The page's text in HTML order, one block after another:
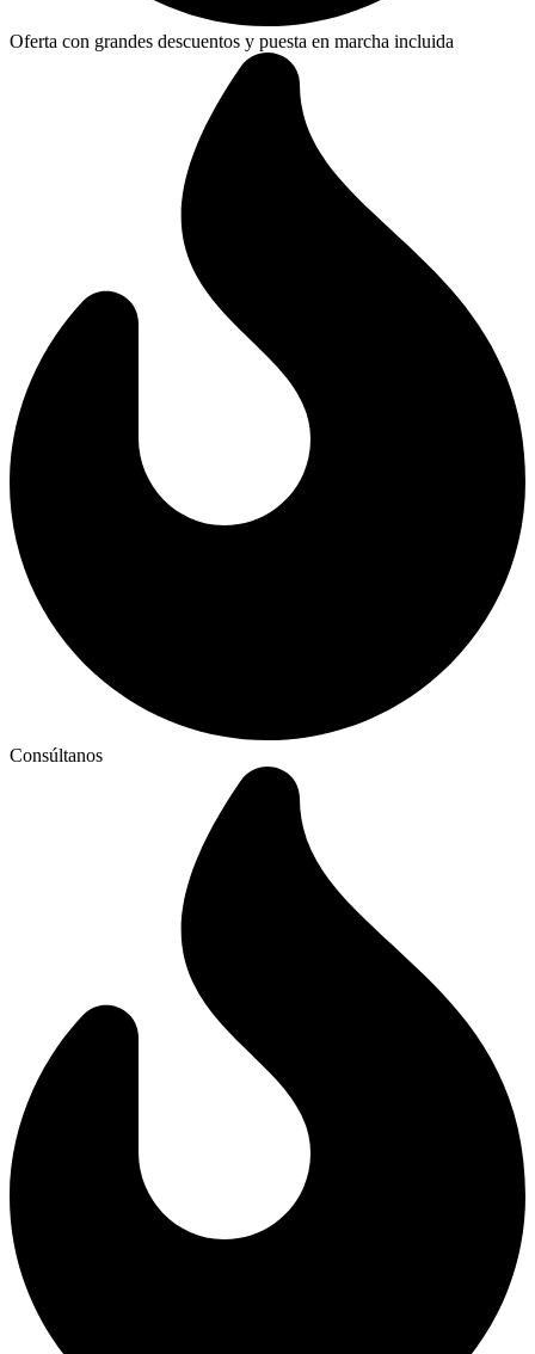
Oferta con grandes descuentos y puesta en marcha incluida
Consúltanos